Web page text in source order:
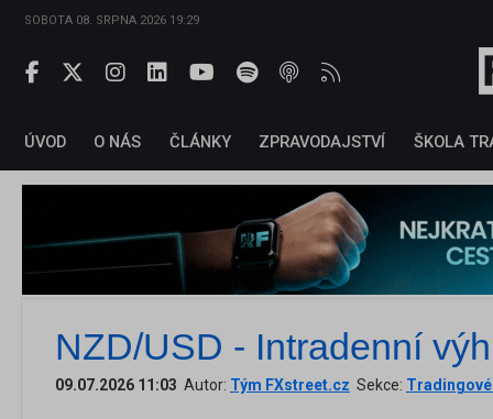
SOBOTA 08. SRPNA 2026 19:29
ÚVOD O NÁS ČLÁNKY ZPRAVODAJSTVÍ ŠKOLA
NZD/USD - Intradenní
09.07.2026 11:03 Autor: Tým FXstreet.cz Sekce: Tradingové